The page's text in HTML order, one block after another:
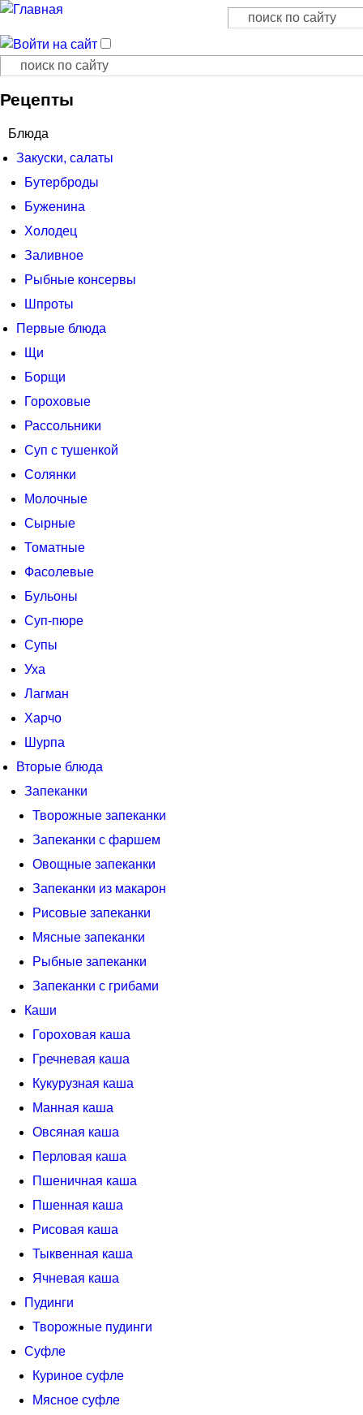
Форма поиска
Поиск
Форма поиска
Поиск
Рецепты
Блюда
Закуски, салаты
Бутерброды
Буженина
Холодец
Заливное
Рыбные консервы
Шпроты
Первые блюда
Щи
Борщи
Гороховые
Рассольники
Суп с тушенкой
Солянки
Молочные
Сырные
Томатные
Фасолевые
Бульоны
Суп-пюре
Супы
Уха
Лагман
Харчо
Шурпа
Вторые блюда
Запеканки
Творожные запеканки
Запеканки с фаршем
Овощные запеканки
Запеканки из макарон
Рисовые запеканки
Мясные запеканки
Рыбные запеканки
Запеканки с грибами
Каши
Гороховая каша
Гречневая каша
Кукурузная каша
Манная каша
Овсяная каша
Перловая каша
Пшеничная каша
Пшенная каша
Рисовая каша
Тыквенная каша
Ячневая каша
Пудинги
Творожные пудинги
Суфле
Куриное суфле
Мясное суфле